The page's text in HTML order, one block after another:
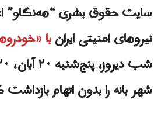
سایت حقوق بشری “هه‌نگاو”
نیروهای امنیتی ایرانبا
شهر بانه را بدون اتهام